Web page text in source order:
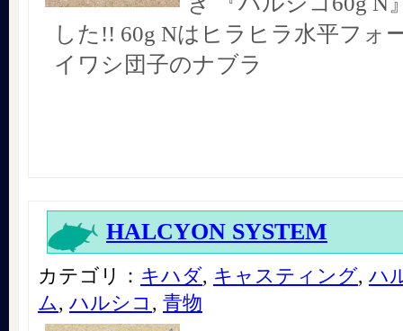
した!! 60g Nはヒラヒラ水平フォ
イワシ団子のナブラ
HALCYON SYSTEM
カテゴリ： キハダ, キャスティング, ハ
ム, ハルシコ , 青物